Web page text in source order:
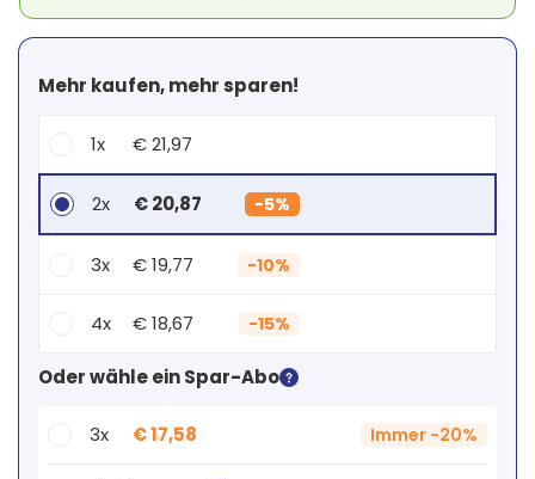
Mehr kaufen, mehr sparen!
1x € 21,97
2x € 20,87 -5%
3x € 19,77 -10%
4x € 18,67 -15%
Dein persönlicher Rabatt
€ 0,00 -
Oder wähle ein Spar-Abo
3x € 17,58 Immer -20%